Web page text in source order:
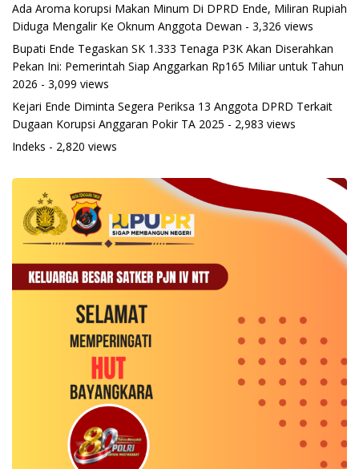
Ada Aroma korupsi Makan Minum Di DPRD Ende, Miliran Rupiah
Diduga Mengalir Ke Oknum Anggota Dewan - 3,326 views
Bupati Ende Tegaskan SK 1.333 Tenaga P3K Akan Diserahkan
Pekan Ini: Pemerintah Siap Anggarkan Rp165 Miliar untuk Tahun
2026 - 3,099 views
Kejari Ende Diminta Segera Periksa 13 Anggota DPRD Terkait
Dugaan Korupsi Anggaran Pokir TA 2025 - 2,983 views
Indeks - 2,820 views